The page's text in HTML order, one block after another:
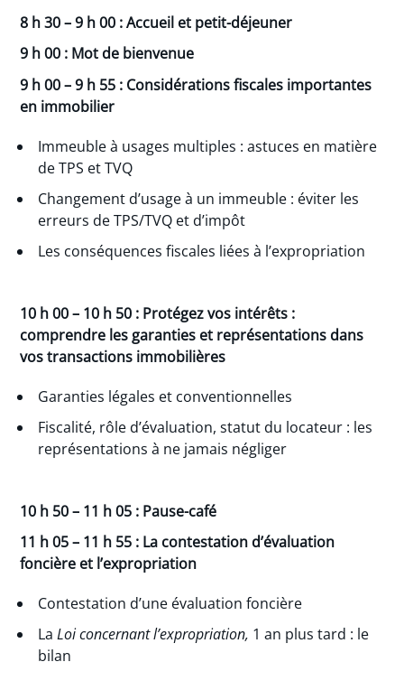
8 h 30 – 9 h 00 : Accueil et petit-déjeuner
9 h 00 : Mot de bienvenue
9 h 00 – 9 h 55 : Considérations fiscales importantes
en immobilier
Immeuble à usages multiples : astuces en matière
de TPS et TVQ
Changement d’usage à un immeuble : éviter les
erreurs de TPS/TVQ et d’impôt
Les conséquences fiscales liées à l’expropriation
10 h 00 – 10 h 50 : Protégez vos intérêts :
comprendre les garanties et représentations dans
vos transactions immobilières
Garanties légales et conventionnelles
Fiscalité, rôle d’évaluation, statut du locateur : les
représentations à ne jamais négliger
10 h 50 – 11 h 05 : Pause-café
11 h 05 – 11 h 55 : La contestation d’évaluation
foncière et l’expropriation
Contestation d’une évaluation foncière
LaLoi concernant l’expropriation, 1 an plus tard : le
bilan